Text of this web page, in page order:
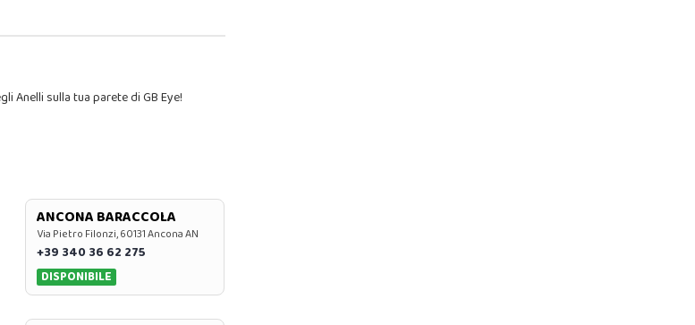
Anelli sulla tua parete di GB Eye!
ANCONA BARACCOLA
Via Pietro Filonzi, 60131 Ancona AN
+39 340 36 62 275
DISPONIBILE